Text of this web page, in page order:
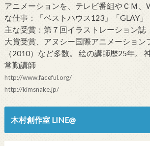
アニメーションを、テレビ番組やＣＭ、
な仕事：「ベストハウス123」「GLAY」
主な受賞：第７回イラストレーション誌
大賞受賞、アヌシー国際アニメーション
（2010）など多数。 絵の講師歴25年。
常勤講師
http://www.faceful.org/
http://kimsnake.jp/
木村創作室 LINE@